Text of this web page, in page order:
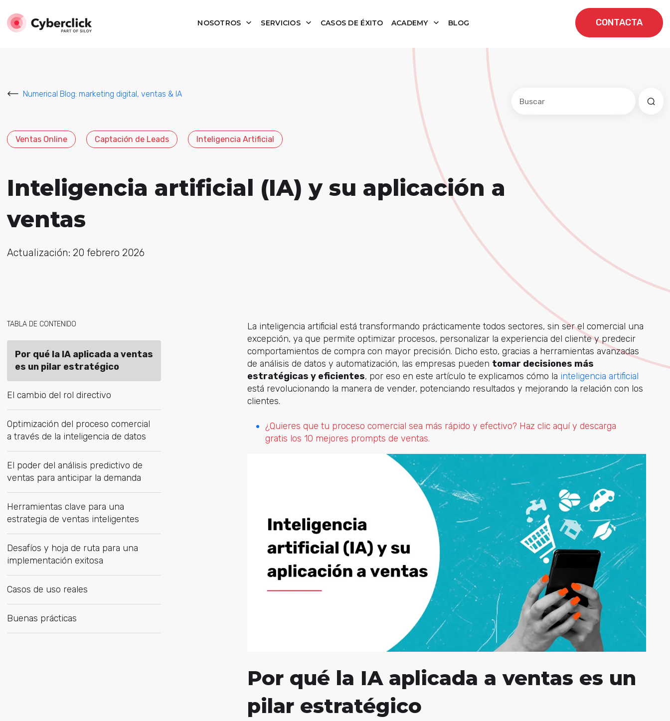
NOSOTROS SERVICIOS CASOS DE ÉXITO ACADEMY BLOG CONTACTA
Numerical Blog: marketing digital, ventas & IA
Ventas Online Captación de Leads Inteligencia Artificial
Inteligencia artificial (IA) y su aplicación a
ventas
Actualización: 20 febrero 2026
TABLA DE CONTENIDO
Por qué la IA aplicada a ventas
es un pilar estratégico
El cambio del rol directivo
Optimización del proceso comercial
a través de la inteligencia de datos
El poder del análisis predictivo de
ventas para anticipar la demanda
Herramientas clave para una
estrategia de ventas inteligentes
Desafíos y hoja de ruta para una
implementación exitosa
Casos de uso reales
Buenas prácticas
La inteligencia artificial está transformando prácticamente todos sectores, sin ser el comercial una
excepción, ya que permite optimizar procesos, personalizar la experiencia del cliente y predecir
comportamientos de compra con mayor precisión. Dicho esto, gracias a herramientas avanzadas
de análisis de datos y automatización, las empresas pueden tomar decisiones más
estratégicas y eficientes, por eso en este artículo te explicamos cómo la inteligencia artificial
está revolucionando la manera de vender, potenciando resultados y mejorando la relación con los
clientes.
¿Quieres que tu proceso comercial sea más rápido y efectivo? Haz clic aquí y descarga
gratis los 10 mejores prompts de ventas.
Por qué la IA aplicada a ventas es un
pilar estratégico